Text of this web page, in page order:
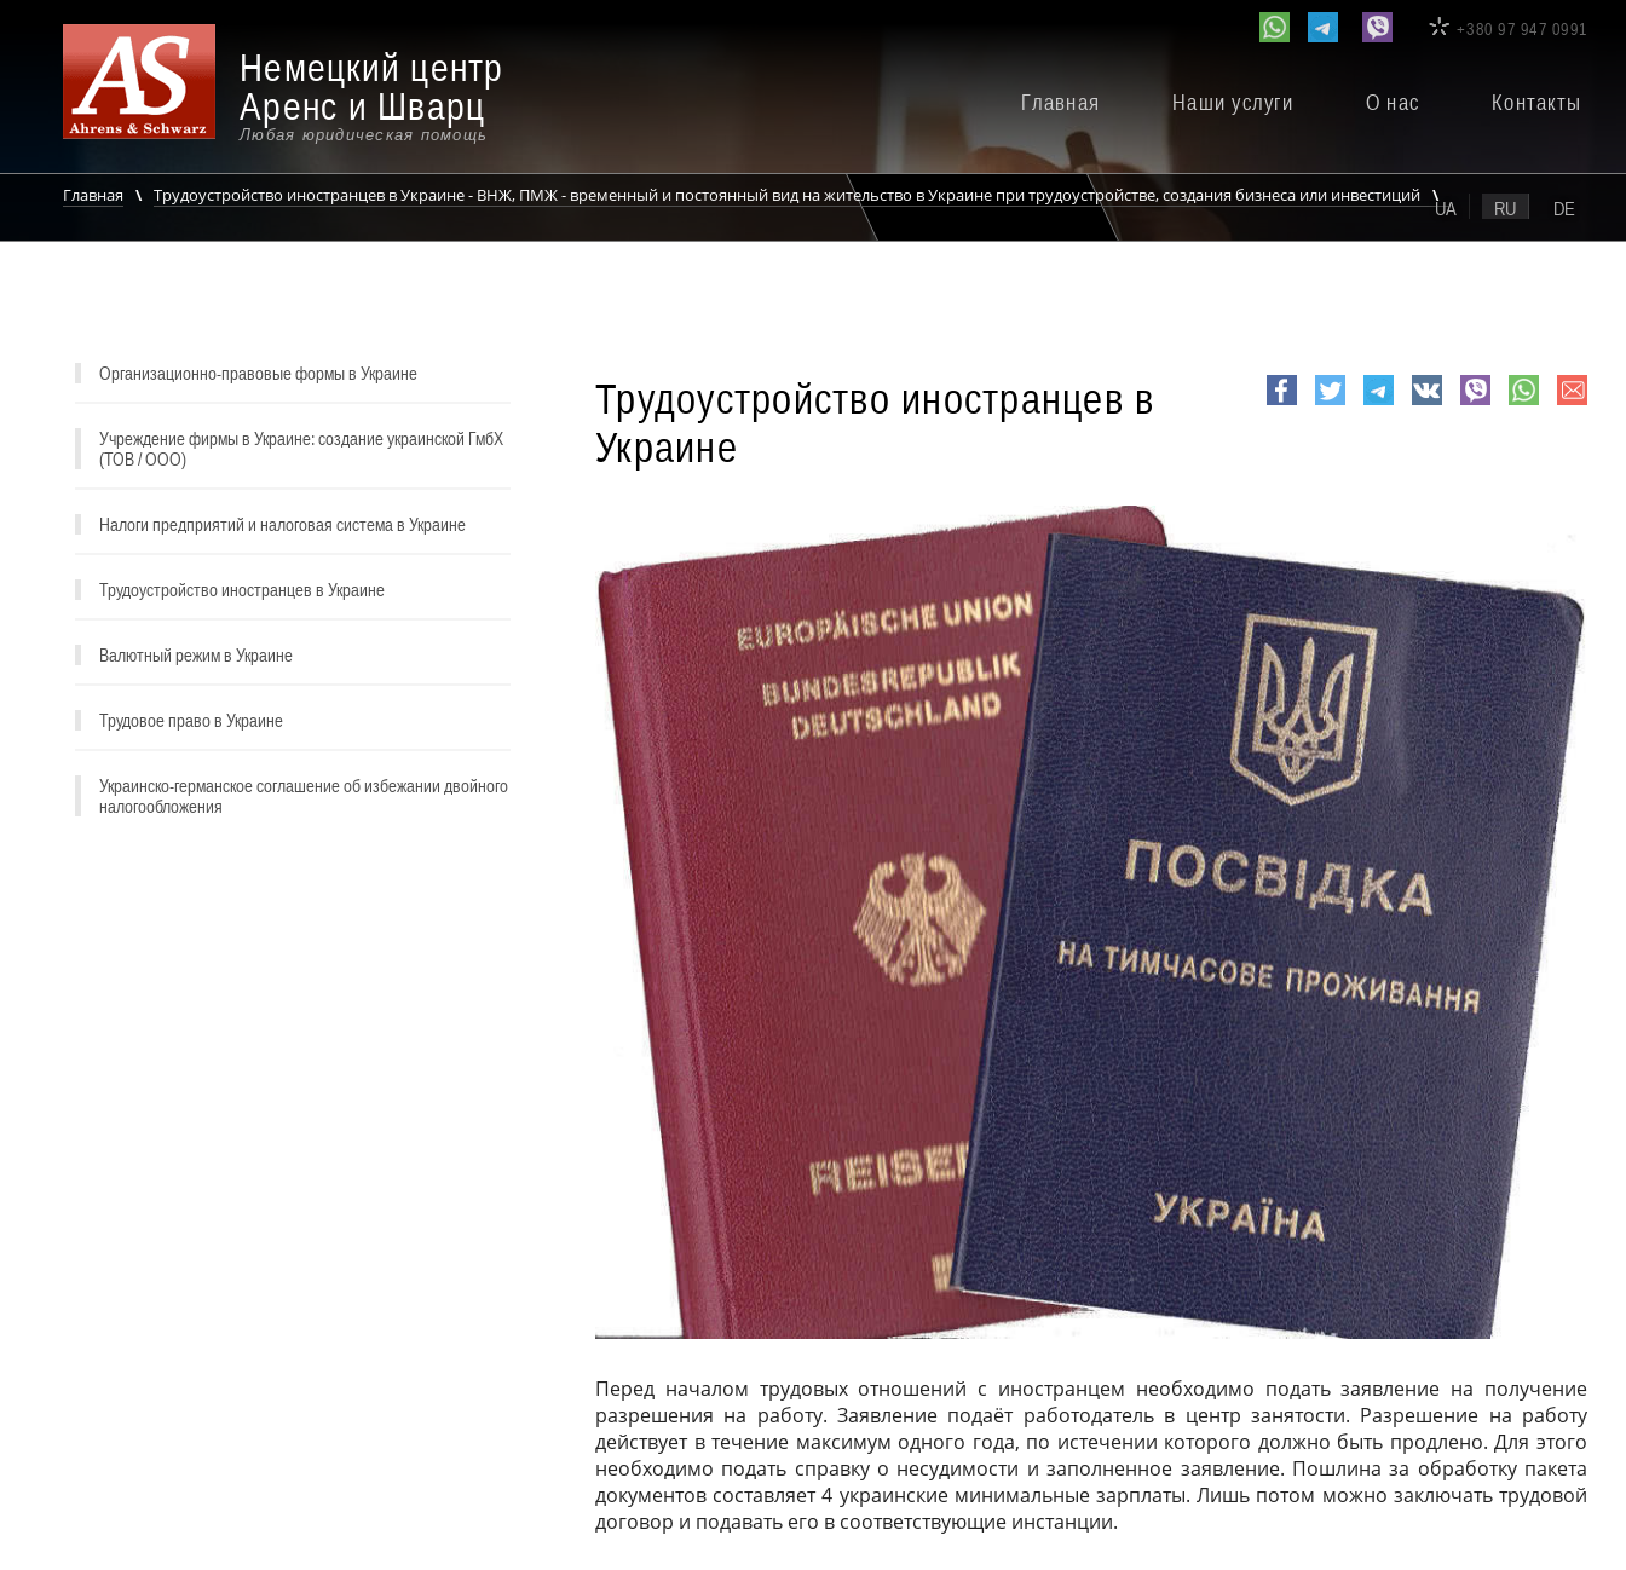
Немецкий центр
Аренс и Шварц
Любая юридическая помощь
+380 97 947 0991
Главная Наши услуги О нас Контакты
UA RU DE
Главная Трудоустройство иностранцев в Украине - ВНЖ, ПМЖ - временный и постоянный вид на жительство в Украине при трудоустройстве, создания бизнеса или инвестиций
Организационно-правовые формы в Украине
Учреждение фирмы в Украине: создание украинской ГмбХ
(ТОВ / ООО)
Налоги предприятий и налоговая система в Украине
Трудоустройство иностранцев в Украине
Валютный режим в Украине
Трудовое право в Украине
Украинско-германское соглашение об избежании двойного
налогообложения
Трудоустройство иностранцев в
Украине
Перед началом трудовых отношений с иностранцем необходимо подать заявление на получение
разрешения на работу. Заявление подаёт работодатель в центр занятости. Разрешение на работу
действует в течение максимум одного года, по истечении которого должно быть продлено. Для этого
необходимо подать справку о несудимости и заполненное заявление. Пошлина за обработку пакета
документов составляет 4 украинские минимальные зарплаты. Лишь потом можно заключать трудовой
договор и подавать его в соответствующие инстанции.